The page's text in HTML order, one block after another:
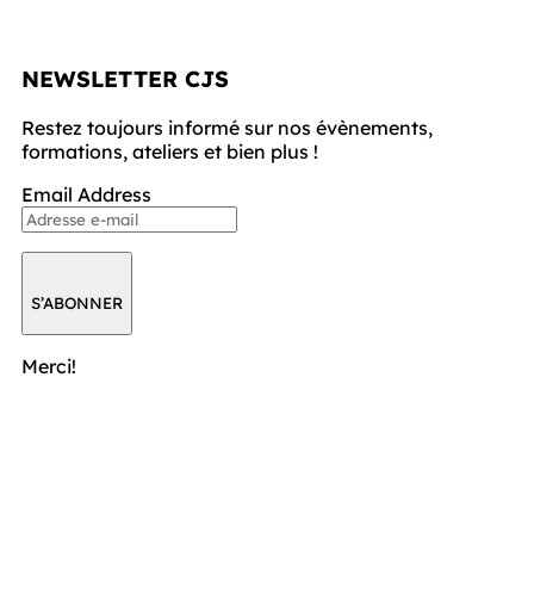
NEWSLETTER CJS
Restez toujours informé sur nos évènements,
formations, ateliers et bien plus !
Email Address
S’ABONNER
Merci!